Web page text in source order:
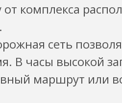
от комплекса
сеть
В часы высокой
маршрут или